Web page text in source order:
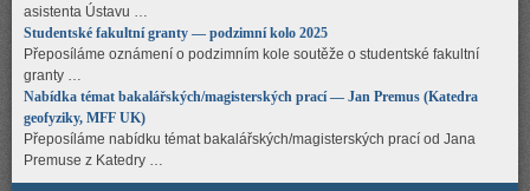
asistenta Ústavu …
Studentské fakultní granty — podzimní kolo 2025
Přeposíláme oznámení o podzimním kole soutěže o studentské fakultní
granty …
Nabídka témat bakalářských/magisterských prací — Jan Premus (Katedra
geofyziky, MFF UK)
Přeposíláme nabídku témat bakalářských/magisterských prací od Jana
Premuse z Katedry …